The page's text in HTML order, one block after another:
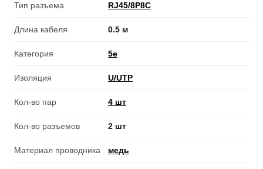
Тип разъема RJ45/8P8C
Длина кабеля 0.5 м
Категория 5e
Изоляция U/UTP
Кол-во пар 4 шт
Кол-во разъемов 2 шт
Материал проводника медь